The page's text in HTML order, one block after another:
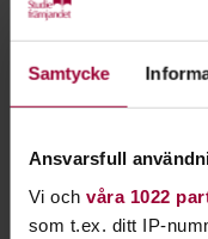
Samtycke
Ansvarsfull
Vi och våra 1022
som t.ex. ditt IP-
Välkommen!